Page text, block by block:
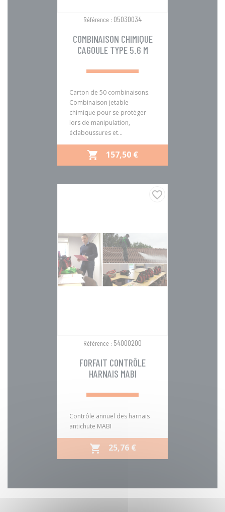
Référence : 05030034
COMBINAISON CHIMIQUE
CAGOULE TYPE 5.6 M
Carton de 50 combinaisons.
Combinaison jetable
chimique pour se protéger
lors de manipulation,
éclaboussures et...
 PRIX
157,50 €
Référence : 54000200
FORFAIT CONTRÔLE
HARNAIS MABI
Contrôle annuel des harnais
antichute MABI
 PRIX
25,76 €
favorite_border